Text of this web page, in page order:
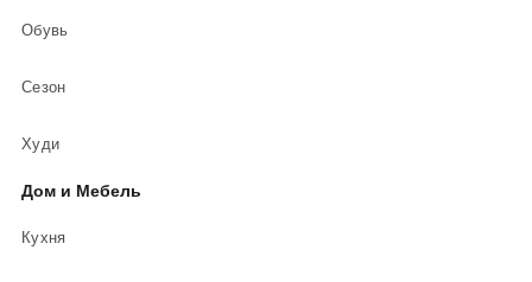
Обувь
Сезон
Худи
Дом и Мебель
Кухня